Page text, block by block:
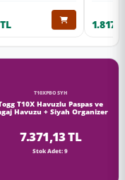
T10XPBOSYH
T10X Havuzlu Paspas ve
Havuzu + Siyah Organizer
7.371,13 TL
Stok Adet: 9